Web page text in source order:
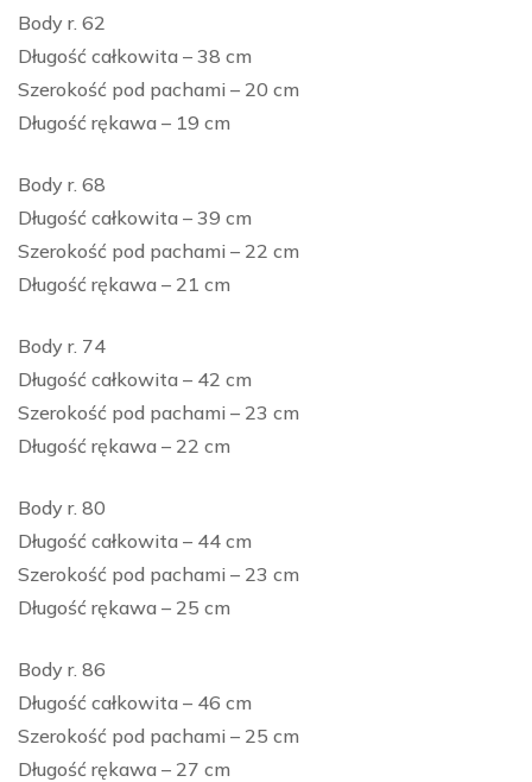
Body r. 62
Długość całkowita – 38 cm
Szerokość pod pachami – 20 cm
Długość rękawa – 19 cm
Body r. 68
Długość całkowita – 39 cm
Szerokość pod pachami – 22 cm
Długość rękawa – 21 cm
Body r. 74
Długość całkowita – 42 cm
Szerokość pod pachami – 23 cm
Długość rękawa – 22 cm
Body r. 80
Długość całkowita – 44 cm
Szerokość pod pachami – 23 cm
Długość rękawa – 25 cm
Body r. 86
Długość całkowita – 46 cm
Szerokość pod pachami – 25 cm
Długość rękawa – 27 cm